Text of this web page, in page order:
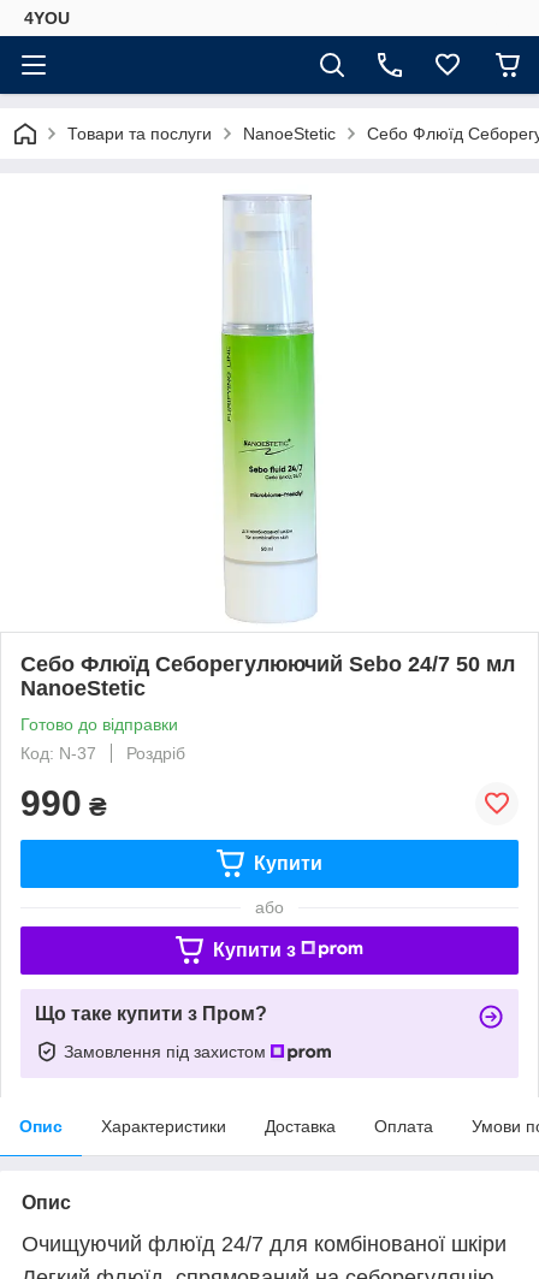
4YOU
Товари та послуги NanoeStetic Себо Флюїд
Себо Флюїд Себорегулюючий Sebo 24/7 50 мл
NanoeStetic
Готово до відправки
Код: N-37
Роздріб
990 ₴
Купити
або
Купити з
Що таке купити з Пром?
Замовлення під захистом
Опис Характеристики Доставка Оплата Умови
Опис
Очищуючий флюїд 24/7 для комбінованої шкіри